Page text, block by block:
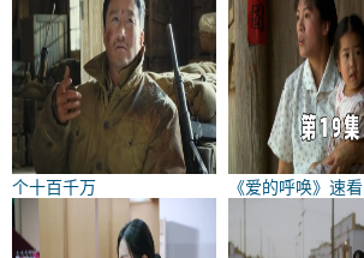
个十百千万 《爱的呼唤》速看